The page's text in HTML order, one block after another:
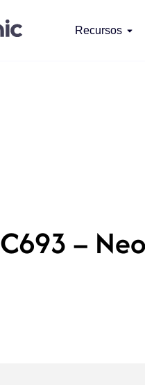
Recursos
C693 –